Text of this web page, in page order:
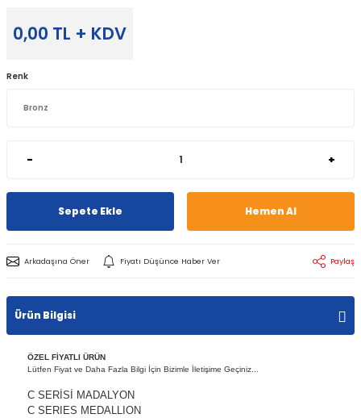
0,00 TL + KDV
Renk
- +
Sepete Ekle Hemen Al
Arkadaşına Öner Fiyatı Düşünce Haber Ver Paylaş
Ürün Bilgisi
ÖZEL FİYATLI ÜRÜN
Lütfen Fiyat ve Daha Fazla Bilgi İçin Bizimle İletişime Geçiniz...
C SERİSİ MADALYON
C SERIES MEDALLION